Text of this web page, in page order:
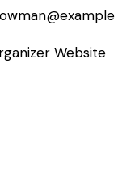
Website